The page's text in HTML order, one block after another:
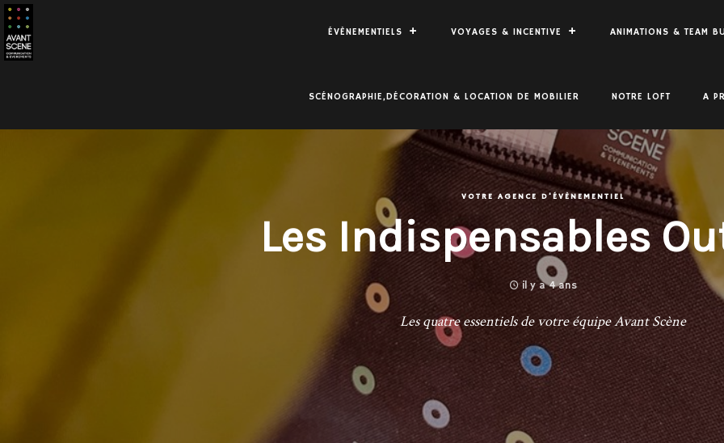
ÉVÈNEMENTIELS VOYAGES & INCENTIVE ANIMATIONS & TEAM
SCÉNOGRAPHIE,DÉCORATION & LOCATION DE MOBILIER NOTRE LOFT A
VOTRE AGENCE D'ÉVÈNEMENTIEL
Les Indispensables
il y a 4 ans
Les quatre essentiels de votre équipe Avant Scène